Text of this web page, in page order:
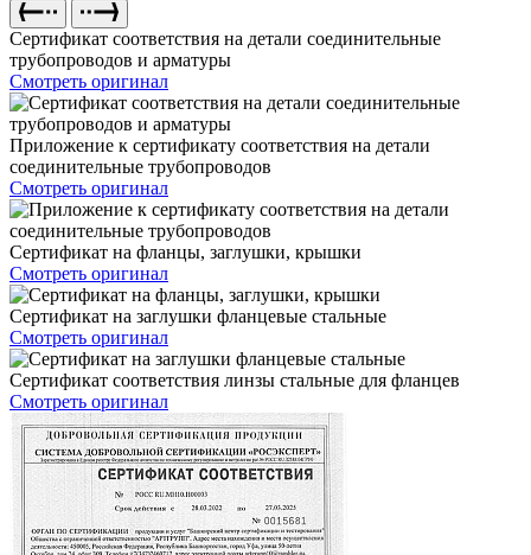
Сертификат соответствия на детали соединительные
трубопроводов и арматуры
Смотреть оригинал
Приложение к сертификату соответствия на детали
соединительные трубопроводов
Смотреть оригинал
Сертификат на фланцы, заглушки, крышки
Смотреть оригинал
Сертификат на заглушки фланцевые стальные
Смотреть оригинал
Сертификат соответствия линзы стальные для фланцев
Смотреть оригинал